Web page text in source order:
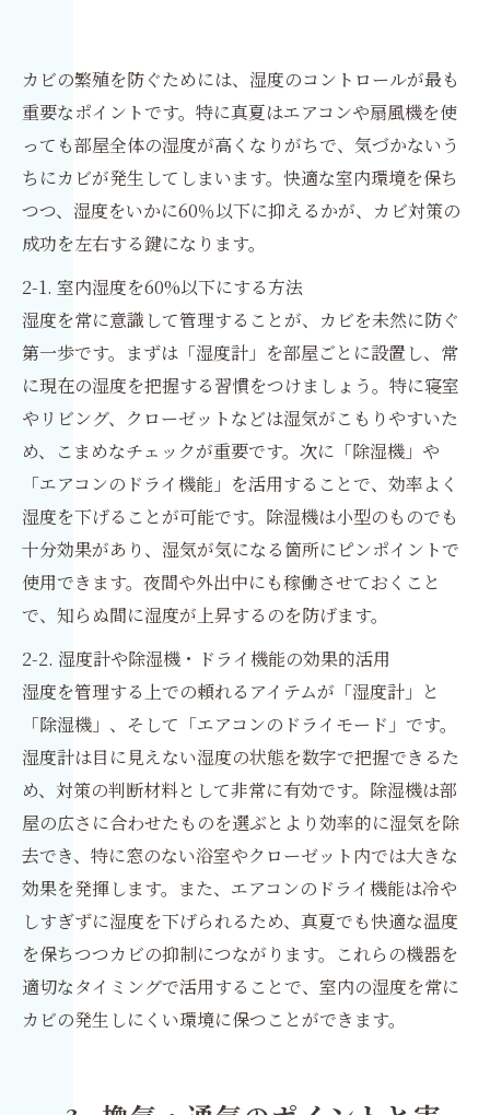
カビの繁殖を防ぐためには、湿度のコントロールが最も
重要なポイントです。特に真夏はエアコンや扇風機を使
っても部屋全体の湿度が高くなりがちで、気づかないう
ちにカビが発生してしまいます。快適な室内環境を保ち
つつ、湿度をいかに60％以下に抑えるかが、カビ対策の
成功を左右する鍵になります。
2-1. 室内湿度を60%以下にする方法
湿度を常に意識して管理することが、カビを未然に防ぐ
第一歩です。まずは「湿度計」を部屋ごとに設置し、常
に現在の湿度を把握する習慣をつけましょう。特に寝室
やリビング、クローゼットなどは湿気がこもりやすいた
め、こまめなチェックが重要です。次に「除湿機」や
「エアコンのドライ機能」を活用することで、効率よく
湿度を下げることが可能です。除湿機は小型のものでも
十分効果があり、湿気が気になる箇所にピンポイントで
使用できます。夜間や外出中にも稼働させておくこと
で、知らぬ間に湿度が上昇するのを防げます。
2-2. 湿度計や除湿機・ドライ機能の効果的活用
湿度を管理する上での頼れるアイテムが「湿度計」と
「除湿機」、そして「エアコンのドライモード」です。
湿度計は目に見えない湿度の状態を数字で把握できるた
め、対策の判断材料として非常に有効です。除湿機は部
屋の広さに合わせたものを選ぶとより効率的に湿気を除
去でき、特に窓のない浴室やクローゼット内では大きな
効果を発揮します。また、エアコンのドライ機能は冷や
しすぎずに湿度を下げられるため、真夏でも快適な温度
を保ちつつカビの抑制につながります。これらの機器を
適切なタイミングで活用することで、室内の湿度を常に
カビの発生しにくい環境に保つことができます。